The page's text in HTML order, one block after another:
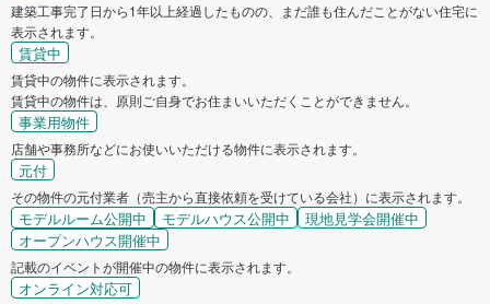
建築工事完了日から1年以上経過したものの、まだ誰も住んだことがない住宅に
表示されます。
賃貸中
賃貸中の物件に表示されます。
賃貸中の物件は、原則ご自身でお住まいいただくことができません。
事業用物件
店舗や事務所などにお使いいただける物件に表示されます。
元付
その物件の元付業者（売主から直接依頼を受けている会社）に表示されます。
モデルルーム公開中 モデルハウス公開中
現地見学会開催中
オープンハウス開催中
記載のイベントが開催中の物件に表示されます。
オンライン対応可